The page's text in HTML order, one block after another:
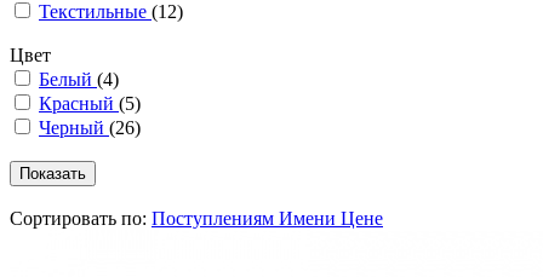
Текстильные (12)
Цвет
Белый (4)
Красный (5)
Черный (26)
Сортировать по: Поступлениям Имени Цене